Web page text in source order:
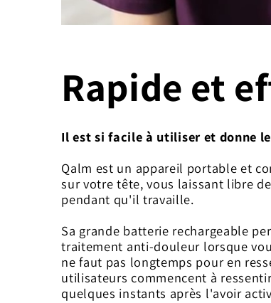
Rapide et
Il est si facile à utiliser et donne
Qalm est un appareil portable et
sur votre tête, vous laissant libre
pendant qu'il travaille.
Sa grande batterie rechargeable
traitement anti-douleur lorsque
ne faut pas longtemps pour en
utilisateurs commencent à
quelques instants après l'avoir